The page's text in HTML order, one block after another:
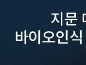
지문
바이오인